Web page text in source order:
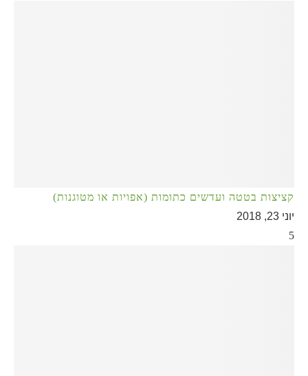
קציצות בטטה ועדשים כתומות (אפויות או מטוגנות)
יוני 23, 2018
5